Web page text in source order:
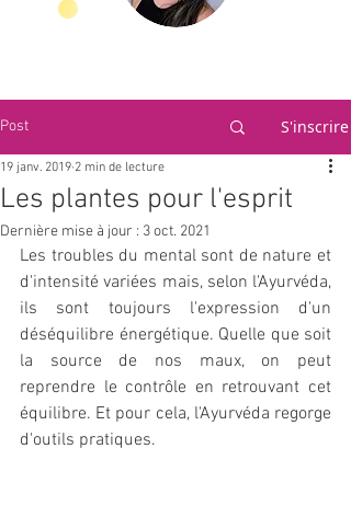
Post S'inscrire
Les plantes pour l'esprit
19 janv. 2019 2 min de lecture
Dernière mise à jour : 3 oct. 2021
Les troubles du mental sont de nature et
d'intensité variées mais, selon l'Ayurvéda,
ils sont toujours l'expression d'un
déséquilibre énergétique. Quelle que soit
la source de nos maux, on peut
reprendre le contrôle en retrouvant cet
équilibre. Et pour cela, l'Ayurvéda regorge
d'outils pratiques.